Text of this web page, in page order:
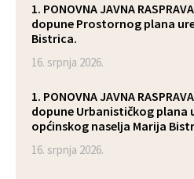
1. PONOVNA JAVNA RASPRAVA o Prijedlogu izmjene i
dopune Prostornog plana
Bistrica.
16. srpnja 2026.
1. PONOVNA JAVNA RASPRAVA o Prijedlogu izmjene i
dopune Urbanističkog plana
općinskog naselja Marija
16. srpnja 2026.